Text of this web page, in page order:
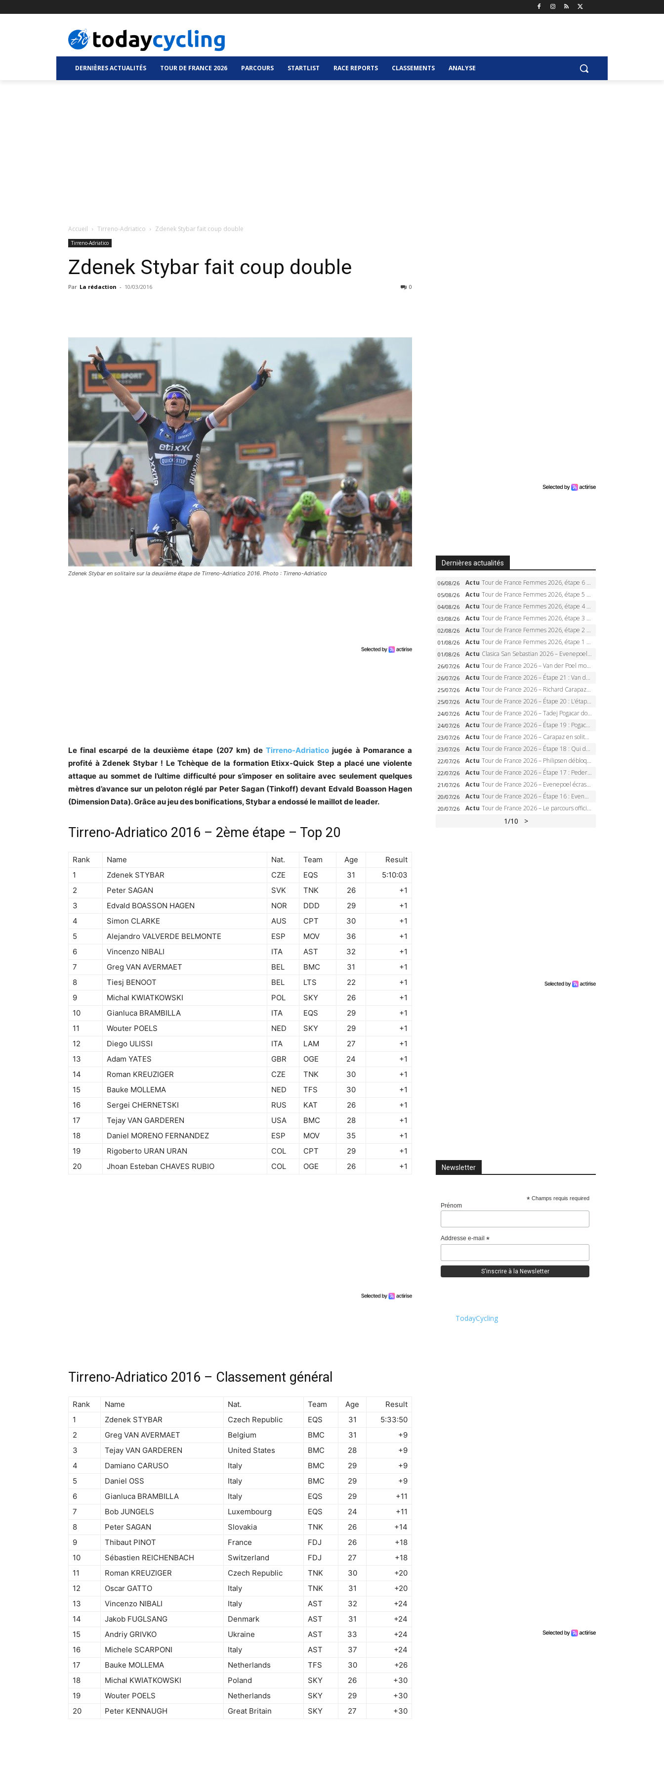
DERNIÈRES ACTUALITÉS TOUR DE FRANCE 2026 PARCOURS STARTLIST RACE REPORTS CLASSEMENTS ANALYSE
Accueil Tirreno-Adriatico Zdenek Stybar fait coup double
Tirreno-Adriatico
Zdenek Stybar fait coup double
Par La rédaction - 10/03/2016 0
Zdenek Stybar en solitaire sur la deuxième étape de Tirreno-Adriatico 2016. Photo : Tirreno-Adriatico
Le final escarpé de la deuxième étape (207 km) deTirreno-Adriatico jugée à Pomarance a
profité à Zdenek Stybar ! Le Tchèque de la formation Etixx-Quick Step a placé une violente
attaque au sommet de l’ultime difficulté pour s’imposer en solitaire avec seulement quelques
mètres d’avance sur un peloton réglé par Peter Sagan (Tinkoff) devant Edvald Boasson Hagen
(Dimension Data). Grâce au jeu des bonifications, Stybar a endossé le maillot de leader.
Tirreno-Adriatico 2016 – 2ème étape – Top 20
Rank Name Nat. Team Age
Result
1
Zdenek STYBAR CZE EQS 31
5:10:03
2
Peter SAGAN SVK TNK 26
+1
3
Edvald BOASSON HAGEN NOR DDD 29
+1
4
Simon CLARKE AUS CPT 30
+1
5
Alejandro VALVERDE BELMONTE ESP MOV 36
+1
6
Vincenzo NIBALI ITA AST 32
+1
7
Greg VAN AVERMAET BEL BMC 31
+1
8
Tiesj BENOOT BEL LTS 22
+1
9
Michal KWIATKOWSKI POL SKY 26
+1
10
Gianluca BRAMBILLA ITA EQS 29
+1
11
Wouter POELS NED SKY 29
+1
12
Diego ULISSI ITA LAM 27
+1
13
Adam YATES GBR OGE 24
+1
14
Roman KREUZIGER CZE TNK 30
+1
15
Bauke MOLLEMA NED TFS 30
+1
16
Sergei CHERNETSKI RUS KAT 26
+1
17
Tejay VAN GARDEREN USA BMC 28
+1
18
Daniel MORENO FERNANDEZ ESP MOV 35
+1
19
Rigoberto URAN URAN COL CPT 29
+1
20
Jhoan Esteban CHAVES RUBIO COL OGE 26 +1
Tirreno-Adriatico 2016 – Classement général
Rank Name Nat. Team Age
Result
1
Zdenek STYBAR Czech Republic EQS 31
5:33:50
2
Greg VAN AVERMAET Belgium BMC 31
+9
3
Tejay VAN GARDEREN United States BMC 28
+9
4
Damiano CARUSO Italy BMC 29
+9
5
Daniel OSS Italy BMC 29
+9
6
Gianluca BRAMBILLA Italy EQS 29
+11
7
Bob JUNGELS Luxembourg EQS 24
+11
8
Peter SAGAN Slovakia TNK 26
+14
9
Thibaut PINOT France FDJ 26
+18
10
Sébastien REICHENBACH Switzerland FDJ 27
+18
11
Roman KREUZIGER Czech Republic TNK 30
+20
12
Oscar GATTO Italy TNK 31
+20
13
Vincenzo NIBALI Italy AST 32
+24
14
Jakob FUGLSANG Denmark AST 31
+24
15
Andriy GRIVKO Ukraine AST 33
+24
16
Michele SCARPONI Italy AST 37
+24
17
Bauke MOLLEMA Netherlands TFS 30
+26
18
Michal KWIATKOWSKI Poland SKY 26
+30
19
Wouter POELS Netherlands SKY 29
+30
20
Peter KENNAUGH Great Britain SKY 27 +30
Dernières actualités
06/08/26 Actu Tour de France Femmes 2026, étape 6 – Kim Le Court-Pienaar gagne à Tournon, Reusser en jaune
05/08/26 Actu Tour de France Femmes 2026, étape 5 – Demi Vollering gagne à Belleville, Reusser en jaune, Ferrand-Prévot coule
04/08/26 Actu Tour de France Femmes 2026, étape 4 – Marlen Reusser écrase le chrono, Ferrand-Prévot en crise
03/08/26 Actu Tour de France Femmes 2026, étape 3 – Sigrid Haugset en solitaire, 88 km d’échappée, maillot jaune
02/08/26 Actu Tour de France Femmes 2026, étape 2 – Lorena Wiebes doublé à Genève, Markus héroïque, 7e record
01/08/26 Actu Tour de France Femmes 2026, étape 1 – Lorena Wiebes intouchable à Lausanne, premier maillot jaune
01/08/26 Actu Clasica San Sebastian 2026 – Evenepoel recordman, 4e victoire, Carapaz battu au sprint
26/07/26 Actu Tour de France 2026 – Van der Poel monumental à Paris, Pogacar égale le record des cinq sacres
26/07/26 Actu Tour de France 2026 – Étape 21 : Van der Poel, Pogacar, qui succédera à Wout van Aert sur les Champs-Elysées ?
25/07/26 Actu Tour de France 2026 – Richard Carapaz roi des Alpes, doublé et maillot à pois, Seixas perd le podium
25/07/26 Actu Tour de France 2026 – Étape 20 : L’étape reine, Galibier, Sarenne, Alpe d’Huez, qui succédera à Pogacar ?
24/07/26 Actu Tour de France 2026 – Tadej Pogacar dompte l’Alpe d’Huez, 5e victoire, record de Pantani pulvérisé
24/07/26 Actu Tour de France 2026 – Étape 19 : Pogacar peut-il enfin dompter l’Alpe d’Huez ?
23/07/26 Actu Tour de France 2026 – Carapaz en solitaire à Orcières-Merlette, Paret-Peintre à un point du maillot à pois
23/07/26 Actu Tour de France 2026 – Étape 18 : Qui domptera Orcières-Merlette, première marche vers l’Alpe d’Huez ?
22/07/26 Actu Tour de France 2026 – Philipsen débloque son compteur à Voiron, Pedersen en danger pour le maillot vert
22/07/26 Actu Tour de France 2026 – Étape 17 : Pedersen peut-il verrouiller le maillot vert à Voiron ?
21/07/26 Actu Tour de France 2026 – Evenepoel écrase le chrono d’Évian, Seixas 4e, Lipowitz abandonne
20/07/26 Actu Tour de France 2026 – Étape 16 : Evenepoel, Pogacar, Ganna… qui domptera le chrono d’Évian pour redessiner le podium ?
20/07/26 Actu Tour de France 2026 – Le parcours officiel complet : 21 étapes, profils, carte et dates
1/10 >
Newsletter
* Champs requis required
Prénom
Addresse e-mail *
TodayCycling